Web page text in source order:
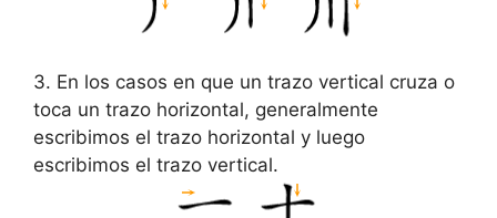
3. En los casos en que un trazo vertical cruza o
toca un trazo horizontal, generalmente
escribimos el trazo horizontal y luego
escribimos el trazo vertical.